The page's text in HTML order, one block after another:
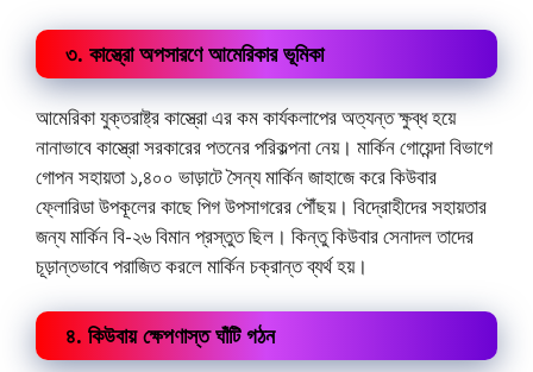
৩. কাস্ত্রো অপসারণে আমেরিকার ভূমিকা
আমেরিকা যুক্তরাষ্ট্র কাস্ত্রো এর কম কার্যকলাপের অত্যন্ত ক্ষুব্ধ হয়ে
নানাভাবে কাস্ত্রো সরকারের পতনের পরিকল্পনা নেয়। মার্কিন গোয়েন্দা বিভাগে
গোপন সহায়তা ১,৪০০ ভাড়াটে সৈন্য মার্কিন জাহাজে করে কিউবার
ফ্লোরিডা উপকূলের কাছে পিগ উপসাগরের পৌঁছয়। বিদ্রোহীদের সহায়তার
জন্য মার্কিন বি-২৬ বিমান প্রস্তুত ছিল। কিন্তু কিউবার সেনাদল তাদের
চূড়ান্তভাবে পরাজিত করলে মার্কিন চক্রান্ত ব্যর্থ হয়।
৪. কিউবায় ক্ষেপণাস্ত ঘাঁটি গঠন